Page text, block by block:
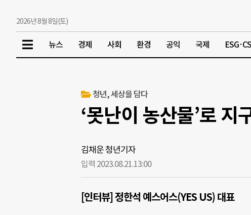
2026년 8월 8일(토)
뉴스 경제 사회 환경 공익 국제
청년, 세상을 담다
‘못난이 농산물’로 지
김채운 청년기자
입력 2023.08.21.13:00
[인터뷰] 정한석 예스어스(YES US) 대표